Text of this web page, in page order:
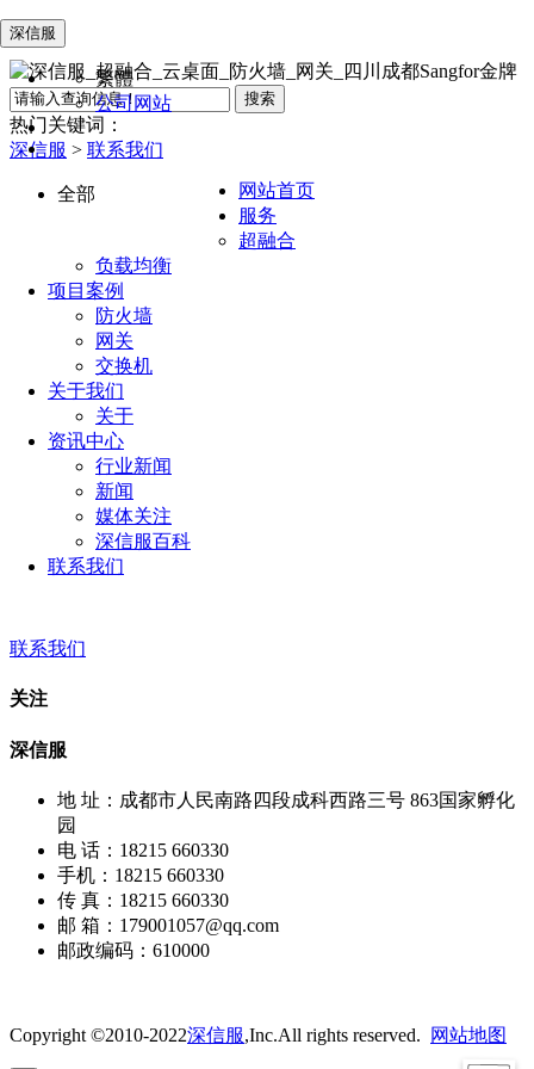
深信服
繁體
公司网站
网站首页
服务
超融合
负载均衡
项目案例
防火墙
网关
交换机
关于我们
关于
资讯中心
行业新闻
新闻
媒体关注
深信服百科
联系我们
热门关键词：
深信服 > 联系我们
全部
联系我们
关注
深信服
地 址：成都市人民南路四段成科西路三号 863国家孵化
园
电 话：18215 660330
手机：18215 660330
传 真：18215 660330
邮 箱：179001057@qq.com
邮政编码：610000
Copyright ©2010-2022深信服,Inc.All rights reserved. 网站地图